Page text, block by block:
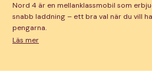
Nord 4 är en mellanklassmobil som
snabb laddning – ett bra val när du vill
pengarna.
Läs mer